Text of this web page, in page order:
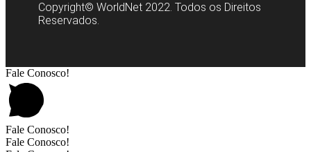
Copyright© WorldNet 2022. Todos os Direitos
Reservados.
Fale Conosco!
Fale Conosco!
Fale Conosco!